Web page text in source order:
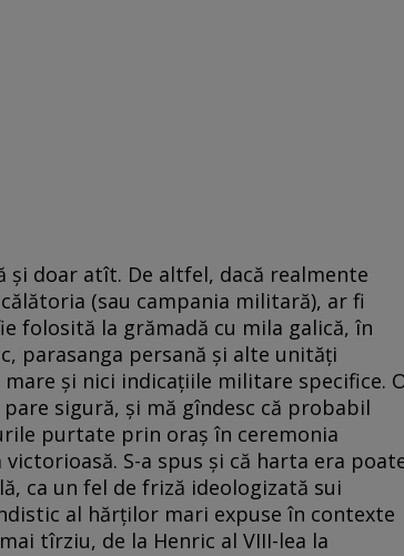
doar atît. De altfel, dacă realmente
(sau campania militară), ar fi
folosită la grămadă cu mila galică, în
parasanga persană și alte unități
și nici indicațiile militare specifice.
sigură, și mă gîndesc că probabil
purtate prin oraș în ceremonia
S-a spus și că harta era
ca un fel de friză ideologizată sui
al hărților mari expuse în contexte
tîrziu, de la Henric al VIII-lea la